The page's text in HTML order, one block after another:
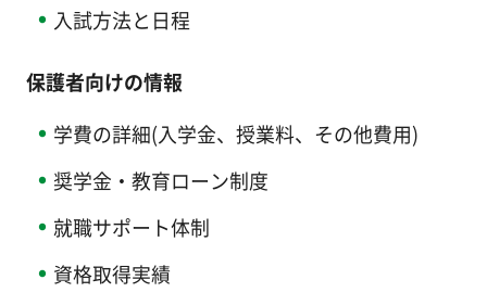
入試方法と日程
保護者向けの情報
学費の詳細(入学金、授業料、その他費用)
奨学金・教育ローン制度
就職サポート体制
資格取得実績